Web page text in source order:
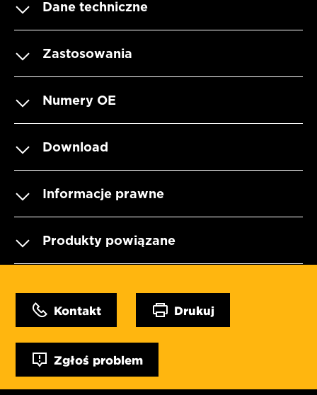
Dane techniczne
Zastosowania
Numery OE
Download
Informacje prawne
Produkty powiązane
Kontakt Drukuj
Zgłoś problem